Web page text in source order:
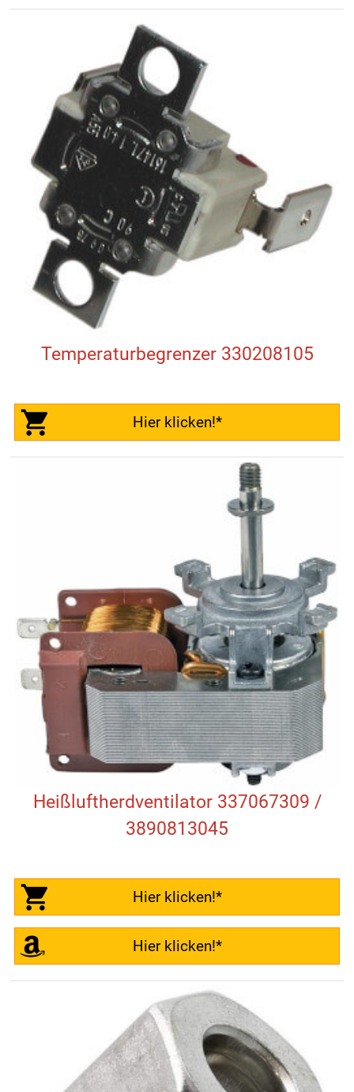
Temperaturbegrenzer 330208105
Hier klicken!*
Heißluftherdventilator 337067309 /
3890813045
Hier klicken!*
Hier klicken!*